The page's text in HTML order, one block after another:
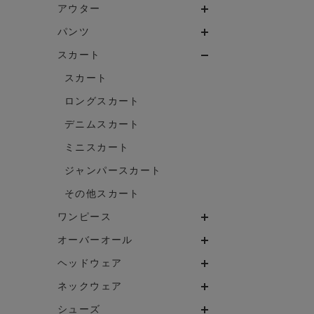
アウター
パンツ
スカート
スカート
ロングスカート
デニムスカート
ミニスカート
ジャンパースカート
その他スカート
ワンピース
オーバーオール
ヘッドウェア
ネックウェア
シューズ